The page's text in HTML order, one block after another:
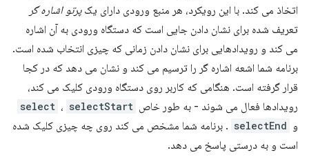
اتخاذ می کند. با این رویکرد، هر منبع ورودی دارای یکپرتو اشاره گر
تعریف شده برای نشان دادن جایی است که دستگاه ورودی به آن اشاره
می کند و رویدادهایی برای نشان دادن زمانی که چیزی انتخاب شده است.
برنامه شما اشعه اشاره گر را ترسیم می کند و نشان می دهد که در کجا
قرار گرفته است. هنگامی که کاربر روی دستگاه ورودی کلیک می کند،
رویدادها فعال می شوند - به طور خاص
select ، selectStart
و selectEnd . برنامه شما مشخص می کند روی چه چیزی کلیک شده
است و به درستی پاسخ می دهد.